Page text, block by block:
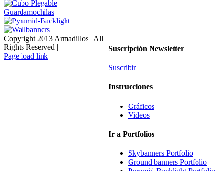
Suscripción Newsletter
Suscribir
Instrucciones
Gráficos
Videos
Ir a Portfolios
Skybanners Portfolio
Ground banners Portfolio
Copyright 2013 Armadillos | All
Rights Reserved |
WhatsApp
LinkedIn
Instagram
Facebook
Page load link